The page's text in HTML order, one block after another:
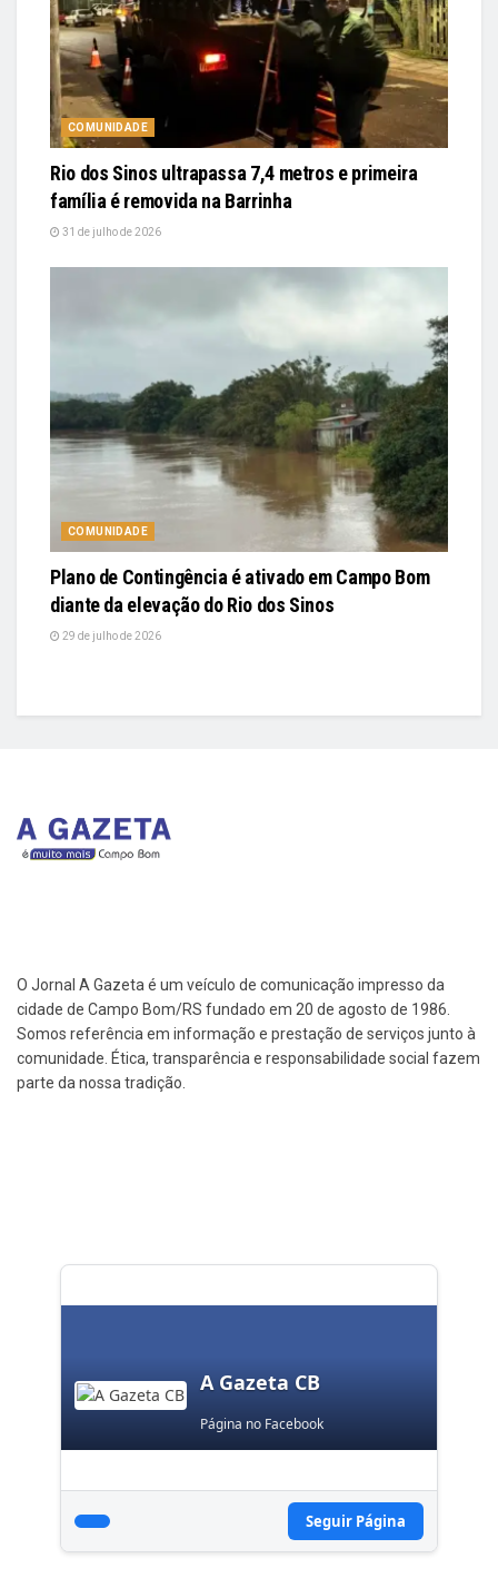
COMUNIDADE
Rio dos Sinos ultrapassa 7,4 metros e primeira
família é removida na Barrinha
31 de julho de 2026
COMUNIDADE
Plano de Contingência é ativado em Campo Bom
diante da elevação do Rio dos Sinos
29 de julho de 2026
O Jornal A Gazeta é um veículo de comunicação impresso da
cidade de Campo Bom/RS fundado em 20 de agosto de 1986.
Somos referência em informação e prestação de serviços junto à
comunidade. Ética, transparência e responsabilidade social fazem
parte da nossa tradição.
A Gazeta CB
Página no Facebook
Seguir Página